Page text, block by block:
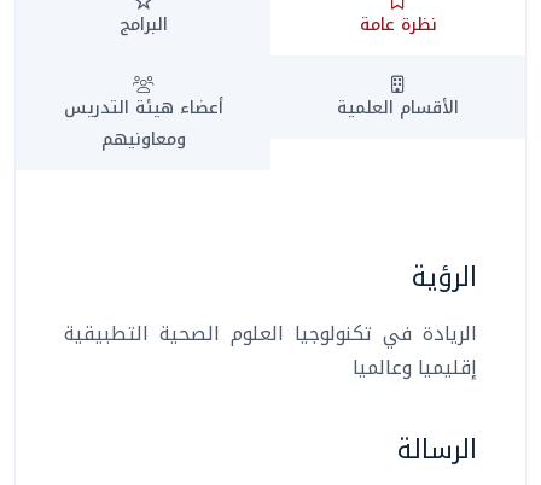
نظرة عامة البرامج
الأقسام العلمية
أعضاء هيئة التدريس
ومعاونيهم
الرؤية
الريادة في تكنولوجيا العلوم الصحية التطبيقية
إقليميا وعالميا
الرسالة
متصل الآن · يرد فوراً